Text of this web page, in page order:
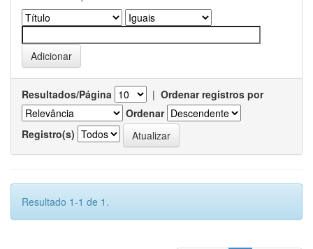
Resultados/Página | Ordenar registros por
Ordenar
Registro(s)
Resultado 1-1 de 1.